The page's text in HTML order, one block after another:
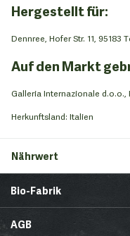
Hergestellt für:
Dennree, Hofer Str. 11, 95183
Auf den Markt
Galleria Internazionale d.o.o.,
Herkunftsland: Italien
Nährwert
Bio-Fabrik
News
AGB